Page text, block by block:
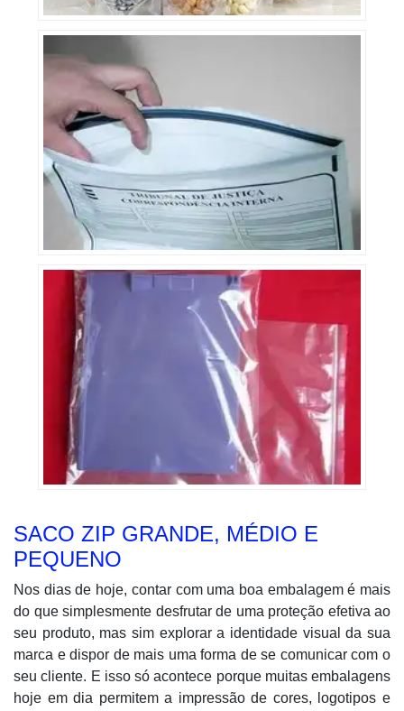
SACO ZIP GRANDE, MÉDIO E
PEQUENO
Nos dias de hoje, contar com uma boa embalagem é mais
do que simplesmente desfrutar de uma proteção efetiva ao
seu produto, mas sim explorar a identidade visual da sua
marca e dispor de mais uma forma de se comunicar com o
seu cliente. E isso só acontece porque muitas embalagens
hoje em dia permitem a impressão de cores, logotipos e